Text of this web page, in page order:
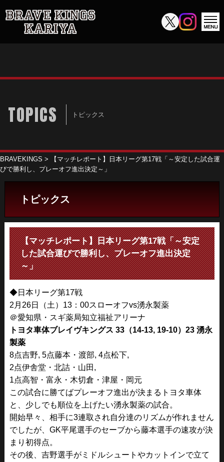
TOPICS トピックス
BRAVEKINGS >
【マッチレポート】日本リーグ第17戦「～安定した試合運
びで勝利し、プレーオフ進出決定～」
トピックス
【マッチレポート】日本リーグ第17戦「～安定
した試合運びで勝利し、プレーオフ進出決定
～」
◆日本リーグ第17戦
2月26日（土）13：00スローオフvs湧永製薬
＠愛知県・スギ薬局知立福祉アリーナ
トヨタ車体ブレイヴキングス 33（14-13, 19-10）23 湧永
製薬
8点吉野, 5点藤本・渡部, 4点松下,
2点伊舎堂・北詰・山田,
1点高智・富永・木切倉・津屋・岡元
この試合に勝てばプレーオフ進出が決まるトヨタ車体
と、少しでも順位を上げたい湧永製薬の試合。
開始早々、相手に3連取され自分達のリズムが作れません
でしたが、GK平尾選手のセーブから藤本選手の速攻が決
まり初得点。
その後、吉野選手がミドルシュートやカットインで立て